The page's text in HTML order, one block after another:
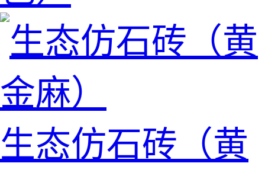
生态仿石砖（黄